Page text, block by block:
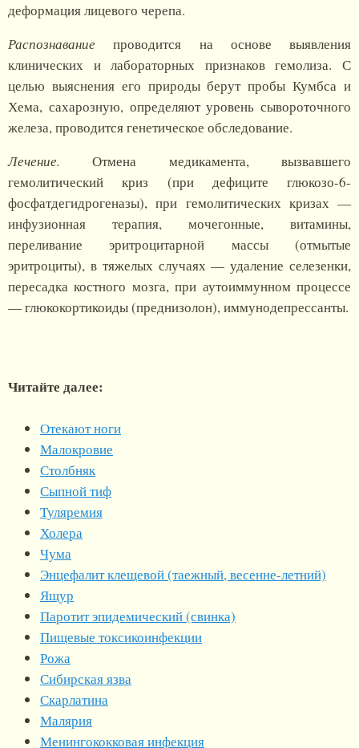
деформация лицевого черепа.
Распознаваниепроводится на основе выявления
клинических и лабораторных признаков гемолиза. С
целью выяснения его природы берут пробы Кумбса и
Хема, сахарозную, определяют уровень сывороточного
железа, проводится генетическое обследование.
Лечение.Отмена медикамента, вызвавшего
гемолитический криз (при дефиците глюкозо-6-
фосфатдегидрогеназы), при гемолитических кризах —
инфузионная терапия, мочегонные, витамины,
переливание эритроцитарной массы (отмытые
эритроциты), в тяжелых случаях — удаление селезенки,
пересадка костного мозга, при аутоиммунном процессе
— глюкокортикоиды (преднизолон), иммунодепрессанты.
Читайте далее:
Отекают ноги
Малокровие
Столбняк
Сыпной тиф
Туляремия
Холера
Чума
Энцефалит клещевой (таежный, весенне-летний)
Ящур
Паротит эпидемический (свинка)
Пищевые токсикоинфекции
Рожа
Сибирская язва
Скарлатина
Малярия
Менингококковая инфекция